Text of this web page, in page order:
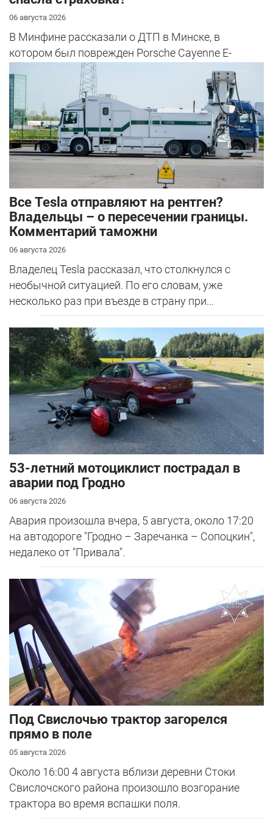
06 августа 2026
В Минфине рассказали о ДТП в Минске, в
котором был поврежден Porsche Cayenne E-
Все Tesla отправляют на рентген?
Владельцы – о пересечении границы.
Комментарий таможни
06 августа 2026
Владелец Tesla рассказал, что столкнулся с
необычной ситуацией. По его словам, уже
несколько раз при въезде в страну при...
53-летний мотоциклист пострадал в
аварии под Гродно
06 августа 2026
Авария произошла вчера, 5 августа, около 17:20
на автодороге "Гродно – Заречанка – Сопоцкин",
недалеко от "Привала".
Под Свислочью трактор загорелся
прямо в поле
05 августа 2026
Около 16:00 4 августа вблизи деревни Стоки
Свислочского района произошло возгорание
трактора во время вспашки поля.